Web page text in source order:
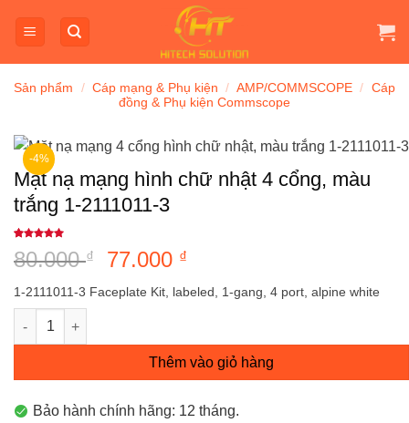
qua
dung
Sản phẩm / Cáp mạng & Phụ kiện / AMP/COMMSCOPE / Cáp
đồng & Phụ kiện Commscope
-4%
Mặt nạ mạng hình chữ nhật 4 cổng, màu
trắng 1-2111011-3
dựa trên
đánh giá
80.000₫
Giá
gốc
là:
77.000 ₫
hiện
tại
77.000 ₫.
1-2111011-3 Faceplate Kit, labeled, 1-gang, 4 port, alpine white
Mặt nạ mạng hình chữ nhật 4 cổng, màu trắng 1-2111011-3 số
Thêm vào giỏ hàng
Bảo hành chính hãng: 12 tháng.